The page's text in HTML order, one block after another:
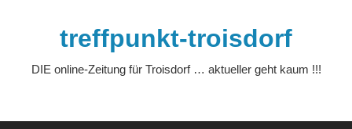
treffpunkt-troisdorf
DIE online-Zeitung für Troisdorf … aktueller geht kaum !!!